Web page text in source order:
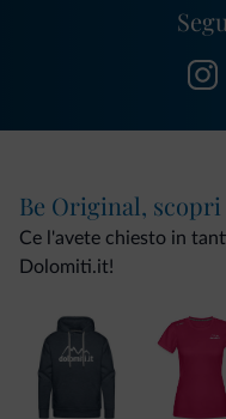
Be Original,
Ce l'avete chiesto in
Dolomiti.it!